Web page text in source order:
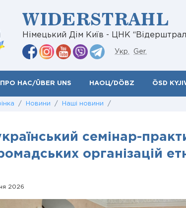
WIDERSTRAHL
Німецький Дім Київ - ЦНК
Укр. Ger.
ПРО НАС/ÜBER UNS НАОЦ/DÖBZ ÖSD
/ Новини / Наші новини /
семінар-
організацій
2026